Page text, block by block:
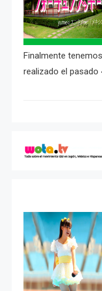
Finalmente
realizado el pasado